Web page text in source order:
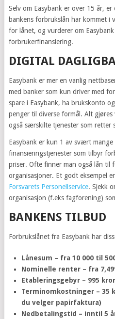
Selv om Easybank er over 15 år,
bankens forbrukslån har kommet i
for lånet, og vurderer om
forbrukerfinansiering.
DIGITAL
Easybank er mer en vanlig
med banker som kun driver med
spare i Easybank, ha brukskonto
penger til diverse formål. Alt
også særskilte tjenester som retter
Easybank er kun 1 av svært mange
finansieringstjenester som tilbyr
priser. Ofte finner man også lån til
organisasjoner. Et godt eksempel er
Forsvarets Personellservice. Sjekk
organisasjon (f.eks fagforening)
BANKENS TILBUD
Forbrukslånet fra Easybank har
Lånesum – fra 10 000 til
Nominelle renter – fra
Etableringsgebyr – 995
Terminomkostninger – 35
du velger papirfaktura)
Nedbetalingstid – inntil 5